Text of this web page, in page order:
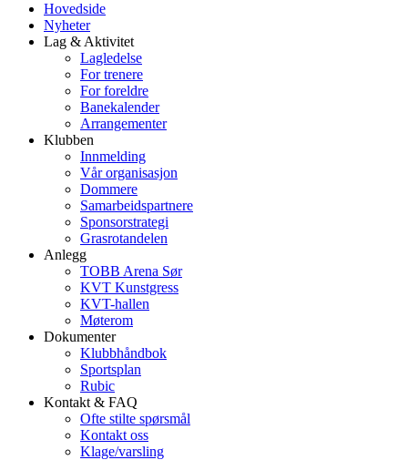
Hovedside
Nyheter
Lag & Aktivitet
Lagledelse
For trenere
For foreldre
Banekalender
Arrangementer
Klubben
Innmelding
Vår organisasjon
Dommere
Samarbeidspartnere
Sponsorstrategi
Grasrotandelen
Anlegg
TOBB Arena Sør
KVT Kunstgress
KVT-hallen
Møterom
Dokumenter
Klubbhåndbok
Sportsplan
Rubic
Kontakt & FAQ
Ofte stilte spørsmål
Kontakt oss
Klage/varsling